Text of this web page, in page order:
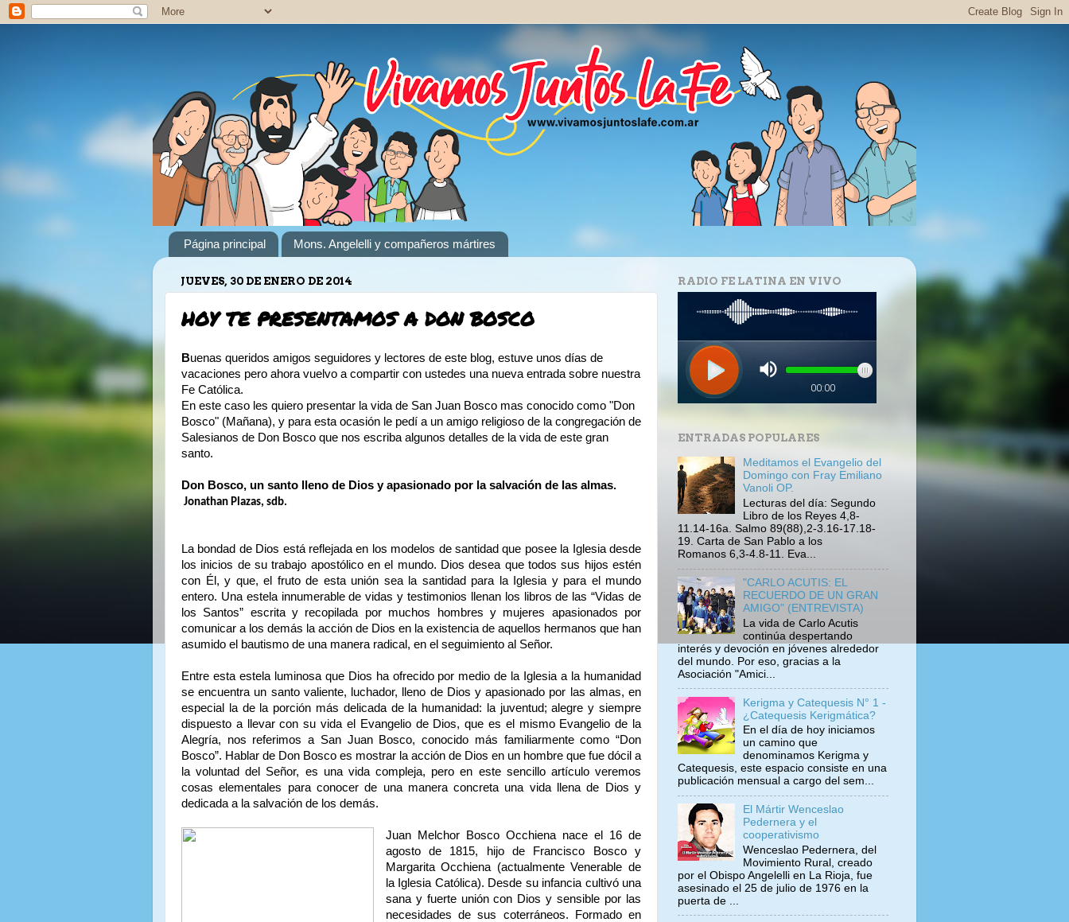
Página principal Mons. Angelelli y compañeros mártires
JUEVES, 30 DE ENERO DE 2014
HOY TE PRESENTAMOS A DON BOSCO
Buenas queridos amigos seguidores y lectores de este blog, estuve unos días de
vacaciones pero ahora vuelvo a compartir con ustedes una nueva entrada sobre nuestra
Fe Católica.
En este caso les quiero presentar la vida de San Juan Bosco mas conocido como "Don
Bosco" (Mañana), y para esta ocasión le pedí a un amigo religioso de la congregación de
Salesianos de Don Bosco que nos escriba algunos detalles de la vida de este gran
santo.
Don Bosco, un santo lleno de Dios y apasionado por la salvación de las almas.
Jonathan Plazas, sdb.
La bondad de Dios está reflejada en los modelos de santidad que posee la Iglesia desde
los inicios de su trabajo apostólico en el mundo. Dios desea que todos sus hijos estén
con Él, y que, el fruto de esta unión sea la santidad para la Iglesia y para el mundo
entero. Una estela innumerable de vidas y testimonios llenan los libros de las “Vidas de
los Santos” escrita y recopilada por muchos hombres y mujeres apasionados por
comunicar a los demás la acción de Dios en la existencia de aquellos hermanos que han
asumido el bautismo de una manera radical, en el seguimiento al Señor.
Entre esta estela luminosa que Dios ha ofrecido por medio de la Iglesia a la humanidad
se encuentra un santo valiente, luchador, lleno de Dios y apasionado por las almas, en
especial la de la porción más delicada de la humanidad: la juventud; alegre y siempre
dispuesto a llevar con su vida el Evangelio de Dios, que es el mismo Evangelio de la
Alegría, nos referimos a San Juan Bosco, conocido más familiarmente como “Don
Bosco”. Hablar de Don Bosco es mostrar la acción de Dios en un hombre que fue dócil a
la voluntad del Señor, es una vida compleja, pero en este sencillo artículo veremos
cosas elementales para conocer de una manera concreta una vida llena de Dios y
dedicada a la salvación de los demás.
Juan Melchor Bosco Occhiena nace el 16 de
agosto de 1815, hijo de Francisco Bosco y
Margarita Occhiena (actualmente Venerable de
la Iglesia Católica). Desde su infancia cultivó una
sana y fuerte unión con Dios y sensible por las
necesidades de sus coterráneos. Formado en
RADIO FE LATINA EN VIVO
ENTRADAS POPULARES
Meditamos el Evangelio del
Domingo con Fray Emiliano
Vanoli OP.
Lecturas del día: Segundo
Libro de los Reyes 4,8-
11.14-16a. Salmo 89(88),2-3.16-17.18-
19. Carta de San Pablo a los
Romanos 6,3-4.8-11. Eva...
"CARLO ACUTIS: EL
RECUERDO DE UN GRAN
AMIGO" (ENTREVISTA)
La vida de Carlo Acutis
continúa despertando
interés y devoción en jóvenes alrededor
del mundo. Por eso, gracias a la
Asociación "Amici...
Kerigma y Catequesis N° 1 -
¿Catequesis Kerigmática?
En el día de hoy iniciamos
un camino que
denominamos Kerigma y
Catequesis, este espacio consiste en una
publicación mensual a cargo del sem...
El Mártir Wenceslao
Pedernera y el
cooperativismo
Wenceslao Pedernera, del
Movimiento Rural, creado
por el Obispo Angelelli en La Rioja, fue
asesinado el 25 de julio de 1976 en la
puerta de ...